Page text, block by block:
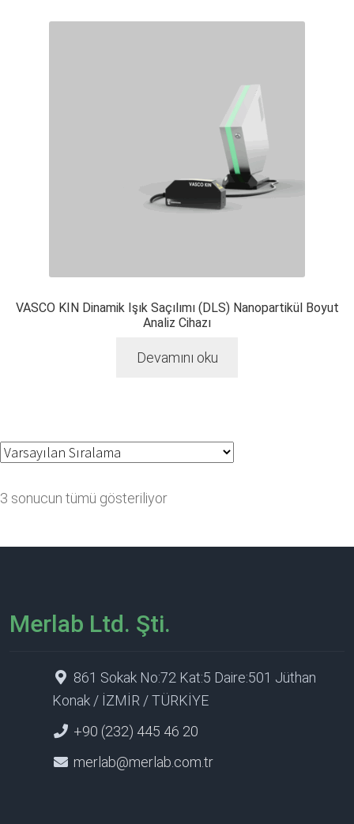
VASCO KIN Dinamik Işık Saçılımı (DLS) Nanopartikül Boyut
Analiz Cihazı
Devamını oku
3 sonucun tümü gösteriliyor
Merlab Ltd. Şti.
861 Sokak No:72 Kat:5 Daire:501 Jüthan
Konak / İZMİR / TÜRKİYE
+90 (232) 445 46 20
merlab@merlab.com.tr